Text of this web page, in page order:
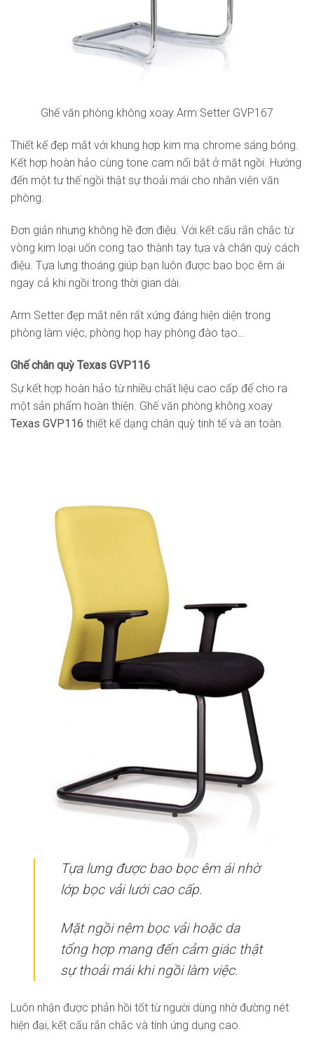
Ghế văn phòng không xoay Arm Setter GVP167
Thiết kế đẹp mắt với khung hợp kim mạ chrome sáng bóng.
Kết hợp hoàn hảo cùng tone cam nổi bật ở mặt ngồi. Hướng
đến một tư thế ngồi thật sự thoải mái cho nhân viên văn
phòng.
Đơn giản nhưng không hề đơn điệu. Với kết cấu rắn chắc từ
vòng kim loại uốn cong tạo thành tay tựa và chân quỳ cách
điệu. Tựa lưng thoáng giúp bạn luôn được bao bọc êm ái
ngay cả khi ngồi trong thời gian dài.
Arm Setter đẹp mắt nên rất xứng đáng hiện diện trong
phòng làm việc, phòng họp hay phòng đào tạo…
Ghế chân quỳ Texas GVP116
Sự kết hợp hoàn hảo từ nhiều chất liệu cao cấp để cho ra
một sản phẩm hoàn thiện. Ghế văn phòng không xoay
Texas GVP116 thiết kế dạng chân quỳ tinh tế và an toàn.
Tựa lưng được bao bọc êm ái nhờ
lớp bọc vải lưới cao cấp.
Mặt ngồi nệm bọc vải hoặc da
tổng hợp mang đến cảm giác thật
sự thoải mái khi ngồi làm việc.
Luôn nhận được phản hồi tốt từ người dùng nhờ đường nét
hiện đại, kết cấu rắn chắc và tính ứng dụng cao.